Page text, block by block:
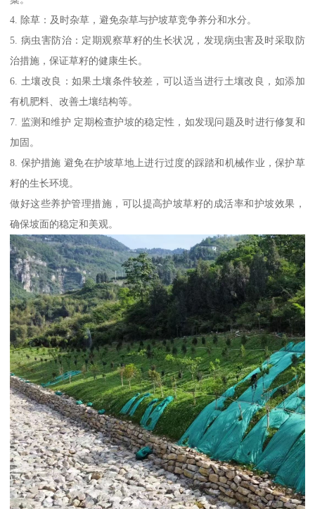
4. 除草：及时杂草，避免杂草与护坡草竞争养分和水分。
5. 病虫害防治：定期观察草籽的生长状况，发现病虫害及时采取防
治措施，保证草籽的健康生长。
6. 土壤改良：如果土壤条件较差，可以适当进行土壤改良，如添加
有机肥料、改善土壤结构等。
7. 监测和维护 定期检查护坡的稳定性，如发现问题及时进行修复和
加固。
8. 保护措施 避免在护坡草地上进行过度的踩踏和机械作业，保护草
籽的生长环境。
做好这些养护管理措施，可以提高护坡草籽的成活率和护坡效果，
确保坡面的稳定和美观。